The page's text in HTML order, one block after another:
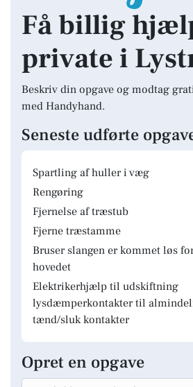
Få billig
private i
Beskriv din opgave og modtag
med Handyhand.
Seneste udførte
Spartling af huller i væg
Rengøring
Fjernelse af træstub
Fjerne træstamme
Bruser slangen er kommet løs
hovedet
Elektrikerhjælp til udskiftning
lysdæmperkontakter til
tænd/sluk kontakter
Opret en opgave